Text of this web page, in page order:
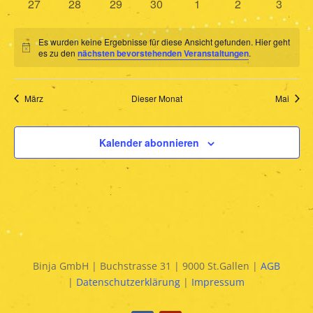
27 28 29
Veranstaltungen
30
Veranstaltungen
1 2 3
Hinweis
Es wurden keine Ergebnisse für diese Ansicht gefunden. Hier geht
es zu dennächsten bevorstehenden Veranstaltungen.
März Dieser Monat Mai
Kalender abonnieren
Binja GmbH | Buchstrasse 31 | 9000 St.Gallen | AGB
| Datenschutzerklärung | Impressum